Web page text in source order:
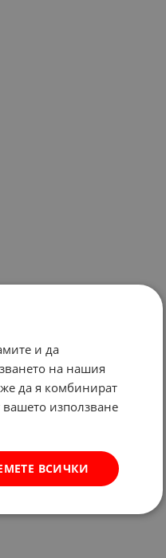
и да
на нашия
да я комбинират
използване
ВСИЧКИ